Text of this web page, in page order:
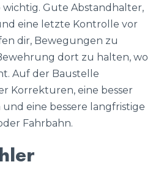
Gute Abstandhalter,
eine letzte Kontrolle vor
dir, Bewegungen zu
dort zu halten, wo
Auf der Baustelle
Korrekturen, eine besser
eine bessere langfristige
Fahrbahn.